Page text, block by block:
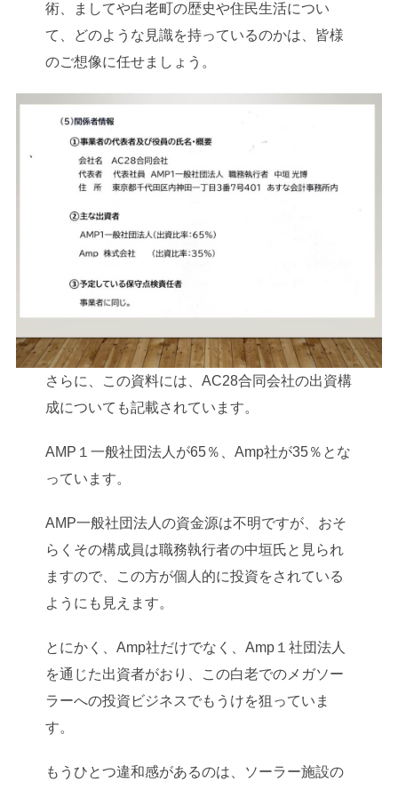
術、ましてや白老町の歴史や住民生活につい
て、どのような見識を持っているのかは、皆様
のご想像に任せましょう。
さらに、この資料には、AC28合同会社の出資構
成についても記載されています。
AMP１一般社団法人が65％、Amp社が35％とな
っています。
AMP一般社団法人の資金源は不明ですが、おそ
らくその構成員は職務執行者の中垣氏と見られ
ますので、この方が個人的に投資をされている
ようにも見えます。
とにかく、Amp社だけでなく、Amp１社団法人
を通じた出資者がおり、この白老でのメガソー
ラーへの投資ビジネスでもうけを狙っていま
す。
もうひとつ違和感があるのは、ソーラー施設の